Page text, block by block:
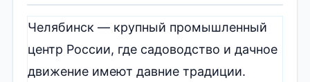
Челябинск — крупный промышленный
центр России, где садоводство и дачное
движение имеют давние традиции.